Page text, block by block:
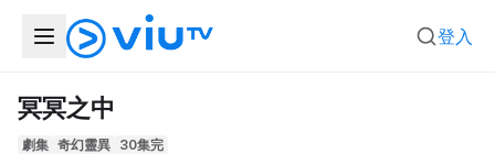
登入
冥冥之中
劇集 奇幻靈異 30集完